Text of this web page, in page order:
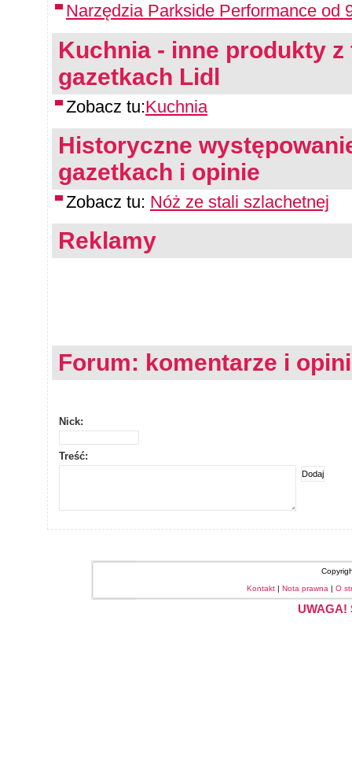
Narzędzia Parkside Performance od
Kuchnia - inne produkty
gazetkach Lidl
Zobacz tu:Kuchnia
Historyczne
gazetkach i opinie
Zobacz tu: Nóż ze stali szlachetnej
Reklamy
Forum: komentarze i
Nick:
Treść:
Kontakt | Nota prawna | O
UWAGA!